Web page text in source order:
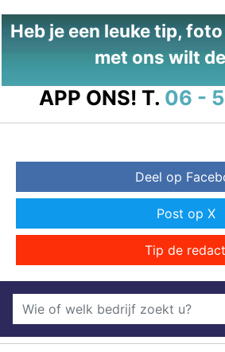
Heb je een leuke tip,
met ons wilt
APP ONS! T. 06 -
Deel op
Post op X
Tip de